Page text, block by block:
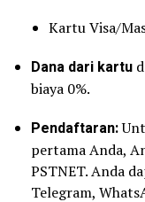
Kartu Visa/
Dana dari kartu
biaya 0%.
Pendaftaran:
pertama Anda,
PSTNET. Anda
Telegram,